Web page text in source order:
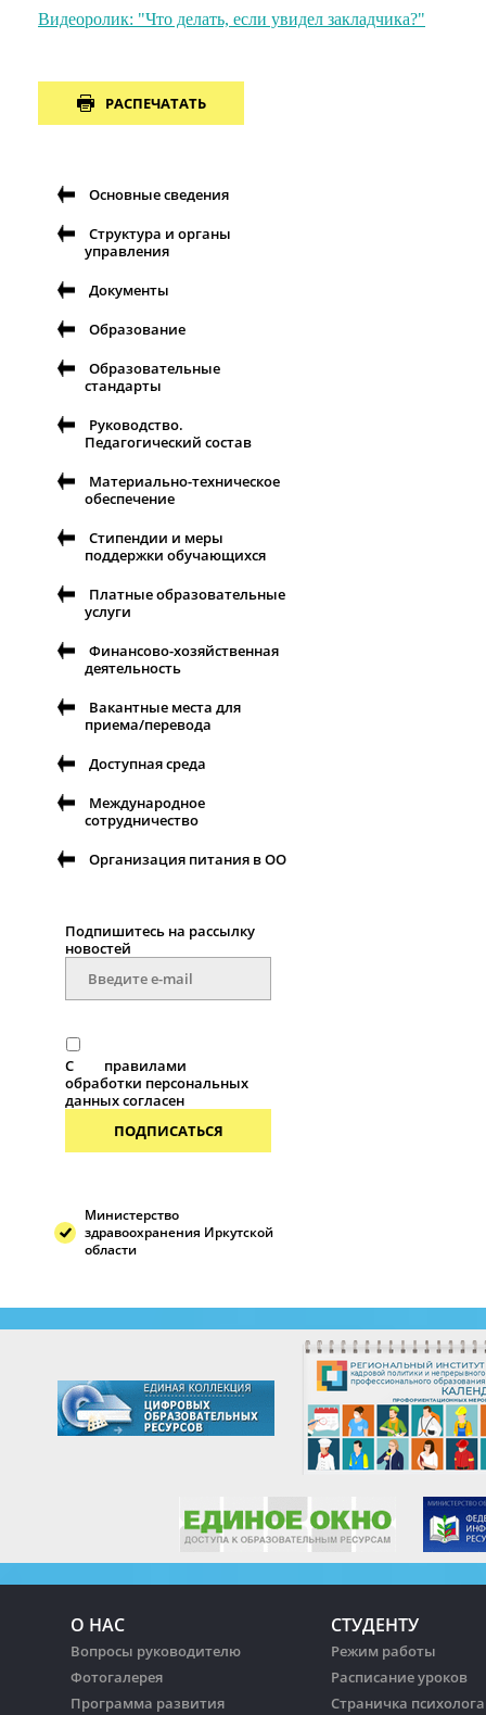
Видеоролик: "Что делать, если увидел закладчика?"
РАСПЕЧАТАТЬ
Основные сведения
Структура и органы
управления
Документы
Образование
Образовательные
стандарты
Руководство.
Педагогический состав
Материально-техническое
обеспечение
Стипендии и меры
поддержки обучающихся
Платные образовательные
услуги
Финансово-хозяйственная
деятельность
Вакантные места для
приема/перевода
Доступная среда
Международное
сотрудничество
Организация питания в ОО
Подпишитесь на рассылку
новостей
С
правилами
обработки персональных
данных согласен
ПОДПИСАТЬСЯ
Министерство
здравоохранения Иркутской
области
О НАС
Вопросы руководителю
Фотогалерея
Программа развития
СТУДЕНТУ
Режим работы
Расписание уроков
Страничка психолога